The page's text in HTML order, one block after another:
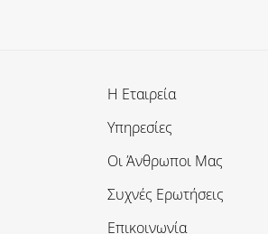
Η Εταιρεία
Υπηρεσίες
Οι Άνθρωποι Μας
Συχνές Ερωτήσεις
Επικοινωνία